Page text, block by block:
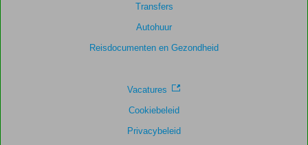
Transfers
Autohuur
Reisdocumenten en Gezondheid
Vacatures
Cookiebeleid
Privacybeleid